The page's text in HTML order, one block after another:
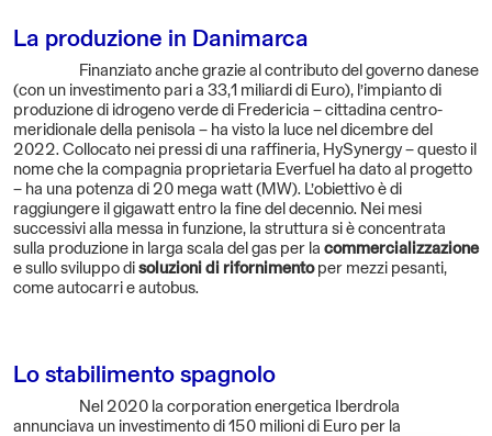
La produzione in Danimarca
Finanziato anche grazie al contributo del governo danese
(con un investimento pari a 33,1 miliardi di Euro), l’impianto di
produzione di idrogeno verde di Fredericia – cittadina centro-
meridionale della penisola – ha visto la luce nel dicembre del
2022. Collocato nei pressi di una raffineria, HySynergy – questo il
nome che la compagnia proprietaria Everfuel ha dato al progetto
– ha una potenza di 20 mega watt (MW). L’obiettivo è di
raggiungere il gigawatt entro la fine del decennio. Nei mesi
successivi alla messa in funzione, la struttura si è concentrata
sulla produzione in larga scala del gas per la commercializzazione
e sullo sviluppo di soluzioni di rifornimentoper mezzi pesanti,
come autocarri e autobus.
Lo stabilimento spagnolo
Nel 2020 la corporation energetica Iberdrola
annunciava un investimento di 150 milioni di Euro per la